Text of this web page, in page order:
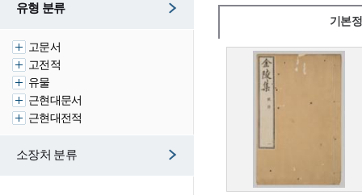
유형 분류
고문서
고전적
유물
근현대문서
근현대전적
소장처 분류
기본